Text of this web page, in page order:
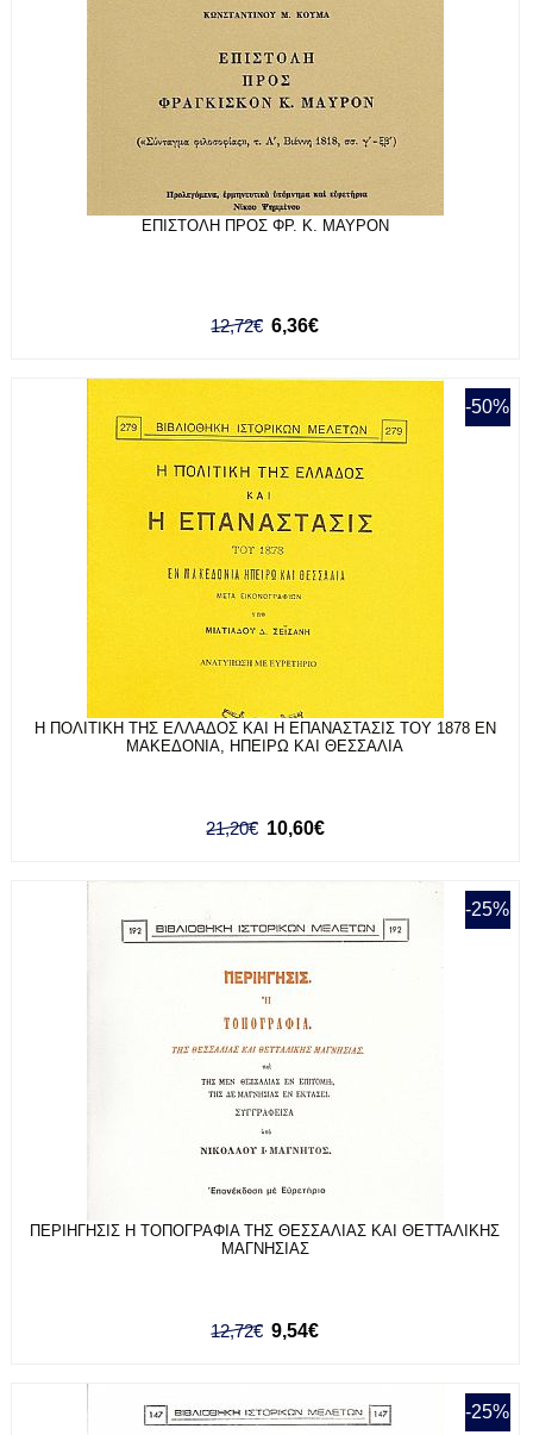
ΕΠΙΣΤΟΛΗ ΠΡΟΣ ΦΡ. Κ. ΜΑΥΡΟΝ
12,72€ 6,36€
-50%
Η ΠΟΛΙΤΙΚΗ ΤΗΣ ΕΛΛΑΔΟΣ ΚΑΙ Η ΕΠΑΝΑΣΤΑΣΙΣ ΤΟΥ 1878 ΕΝ
ΜΑΚΕΔΟΝΙΑ, ΗΠΕΙΡΩ ΚΑΙ ΘΕΣΣΑΛΙΑ
21,20€ 10,60€
-25%
ΠΕΡΙΗΓΗΣΙΣ Η ΤΟΠΟΓΡΑΦΙΑ ΤΗΣ ΘΕΣΣΑΛΙΑΣ ΚΑΙ ΘΕΤΤΑΛΙΚΗΣ
ΜΑΓΝΗΣΙΑΣ
12,72€ 9,54€
-25%